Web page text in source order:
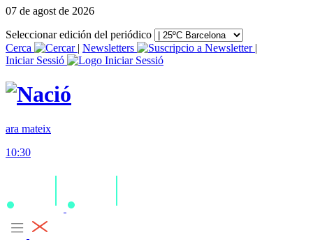
07 de agost de 2026
Seleccionar edición del periódico
Cerca
| Newsletters
|
Iniciar Sessió
ara mateix
10:30